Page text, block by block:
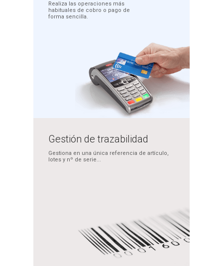
Realiza las operaciones más
habituales de cobro o pago de
forma sencilla.
Gestión detrazabilidad
Gestiona en una única referencia de artículo,
lotes y nº de serie...